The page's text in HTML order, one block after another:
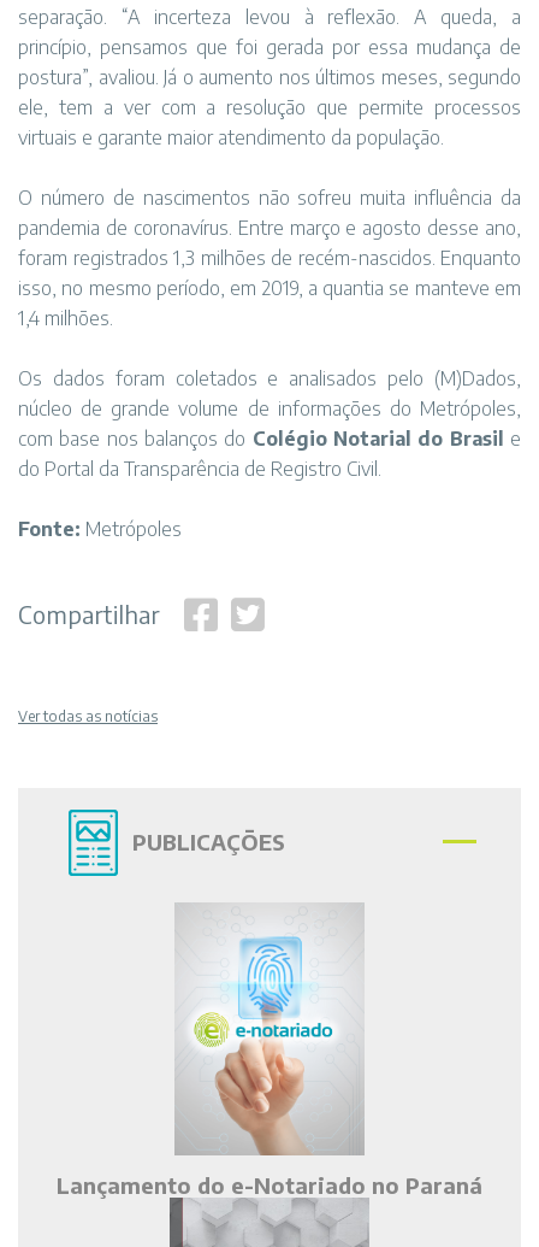
separação. “A incerteza levou à reflexão. A queda, a
princípio, pensamos que foi gerada por essa mudança de
postura”, avaliou. Já o aumento nos últimos meses, segundo
ele, tem a ver com a resolução que permite processos
virtuais e garante maior atendimento da população.
O número de nascimentos não sofreu muita influência da
pandemia de coronavírus. Entre março e agosto desse ano,
foram registrados 1,3 milhões de recém-nascidos. Enquanto
isso, no mesmo período, em 2019, a quantia se manteve em
1,4 milhões.
Os dados foram coletados e analisados pelo (M)Dados,
núcleo de grande volume de informações do Metrópoles,
com base nos balanços do Colégio Notarial do Brasil e
do Portal da Transparência de Registro Civil.
Fonte: Metrópoles
Compartilhar
Ver todas as notícias
PUBLICAÇÕES
Lançamento do e-Notariado no Paraná